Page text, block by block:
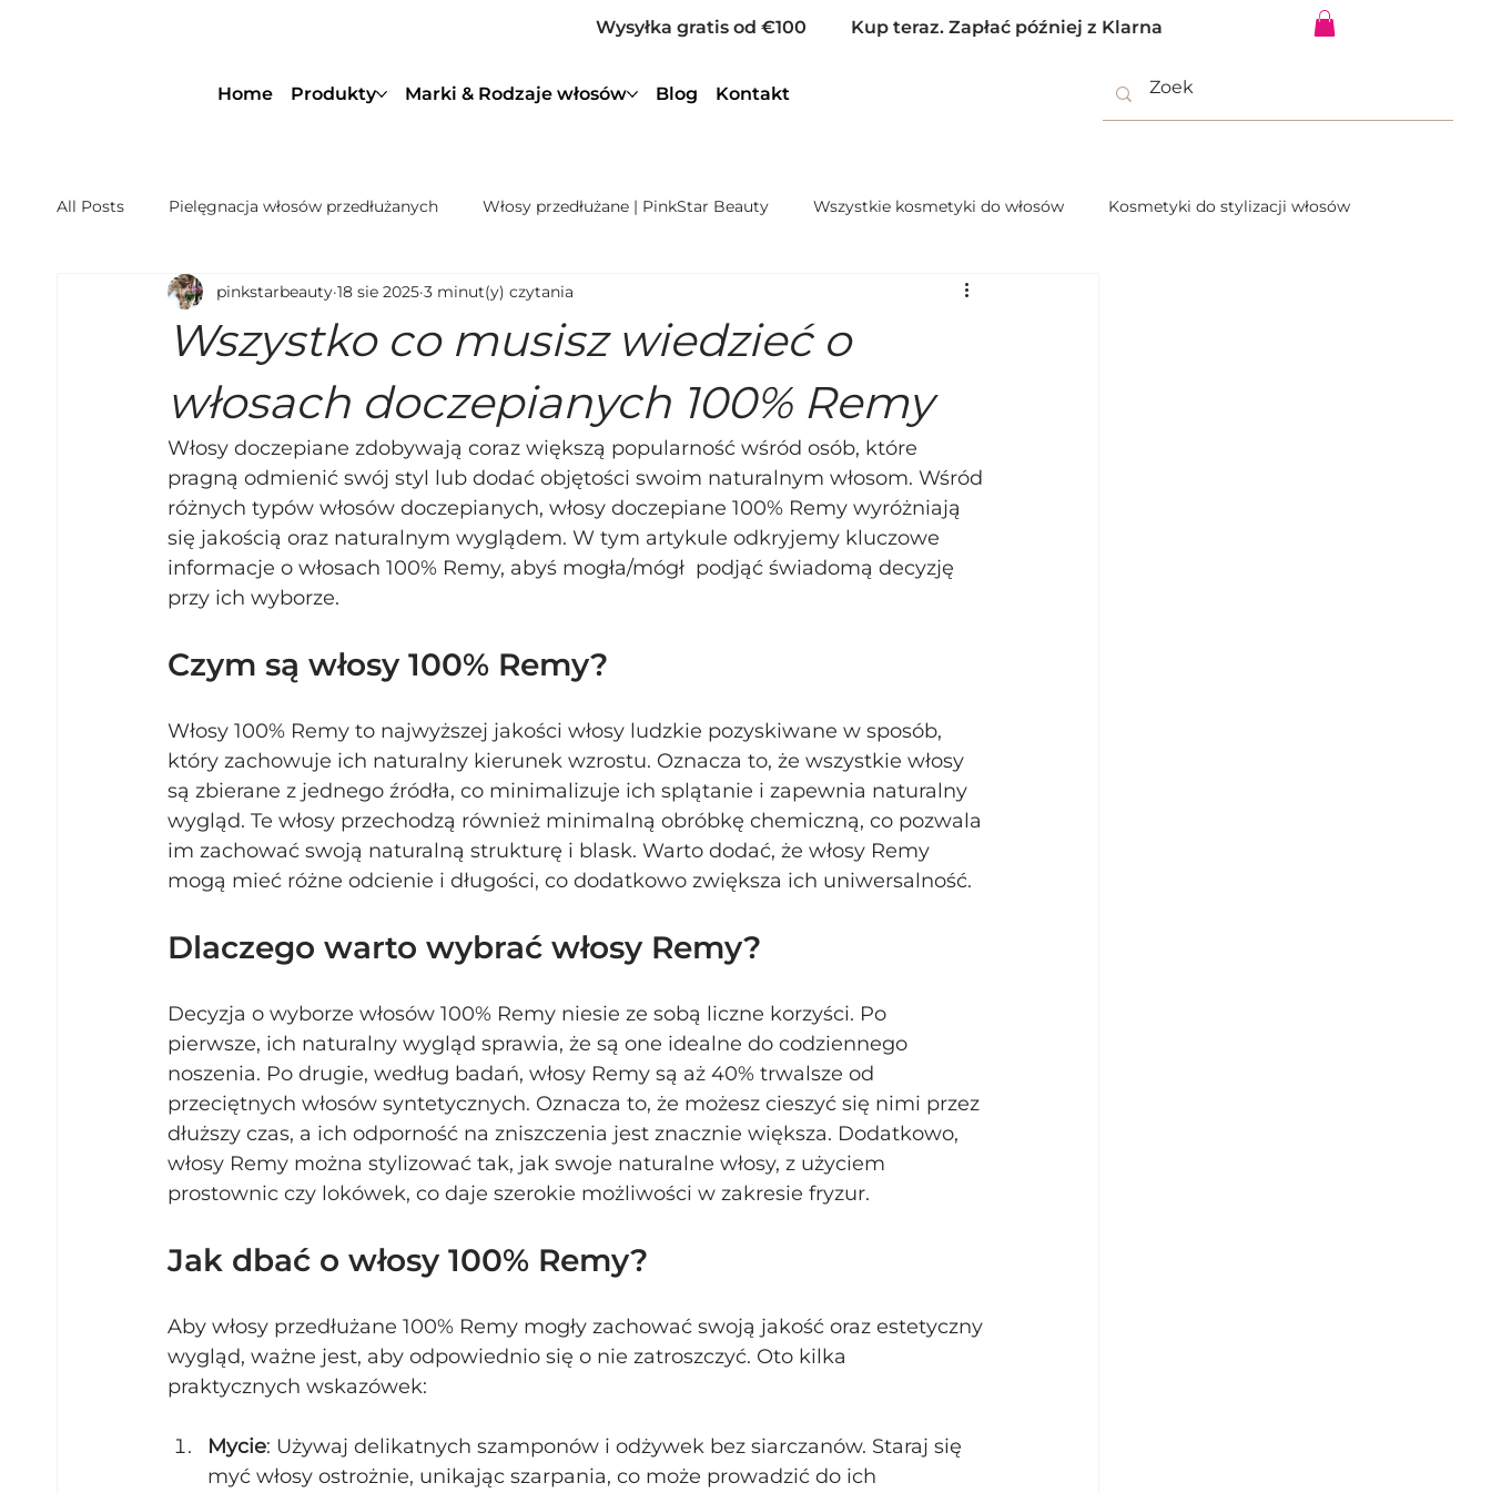
Wysyłka gratis od €100 Kup teraz. Zapłać później z Klarna
Home Produkty Marki & Rodzaje włosów Blog Kontakt
All Posts Pielęgnacja włosów przedłużanych Włosy przedłużane | PinkStar Beauty Wszystkie kosmetyki do włosów Kosmetyki do stylizacji włosów
NBR® Artist - Przedłużanie Włosów Przedłużanie włosów w Holandii Zagęszczanie włosów w Holandii
Siwe włosy i blond| PinkStar Beauty Oferta salonu przedłużania włosów Nanoring extensions włosy naturalne
Kitka Naturalna 100% Remy Premium
Wszystko co musisz wiedzieć o
włosach doczepianych 100% Remy
pinkstarbeauty 18 sie 2025 3 minut(y) czytania
Włosy doczepiane zdobywają coraz większą popularność wśród osób, które
pragną odmienić swój styl lub dodać objętości swoim naturalnym włosom. Wśród
różnych typów włosów doczepianych, włosy doczepiane 100% Remy wyróżniają
się jakością oraz naturalnym wyglądem. W tym artykule odkryjemy kluczowe
informacje o włosach 100% Remy, abyś mogła/mógł  podjąć świadomą decyzję
przy ich wyborze.
Czym są włosy 100% Remy?
Włosy 100% Remy to najwyższej jakości włosy ludzkie pozyskiwane w sposób,
który zachowuje ich naturalny kierunek wzrostu. Oznacza to, że wszystkie włosy
są zbierane z jednego źródła, co minimalizuje ich splątanie i zapewnia naturalny
wygląd. Te włosy przechodzą również minimalną obróbkę chemiczną, co pozwala
im zachować swoją naturalną strukturę i blask. Warto dodać, że włosy Remy
mogą mieć różne odcienie i długości, co dodatkowo zwiększa ich uniwersalność.
Dlaczego warto wybrać włosy Remy?
Decyzja o wyborze włosów 100% Remy niesie ze sobą liczne korzyści. Po
pierwsze, ich naturalny wygląd sprawia, że są one idealne do codziennego
noszenia. Po drugie, według badań, włosy Remy są aż 40% trwalsze od
przeciętnych włosów syntetycznych. Oznacza to, że możesz cieszyć się nimi przez
dłuższy czas, a ich odporność na zniszczenia jest znacznie większa. Dodatkowo,
włosy Remy można stylizować tak, jak swoje naturalne włosy, z użyciem
prostownic czy lokówek, co daje szerokie możliwości w zakresie fryzur.
Jak dbać o włosy 100% Remy?
Aby włosy przedłużane 100% Remy mogły zachować swoją jakość oraz estetyczny
wygląd, ważne jest, aby odpowiednio się o nie zatroszczyć. Oto kilka
praktycznych wskazówek:
Mycie: Używaj delikatnych szamponów i odżywek bez siarczanów. Staraj się
myć włosy ostrożnie, unikając szarpania, co może prowadzić do ich